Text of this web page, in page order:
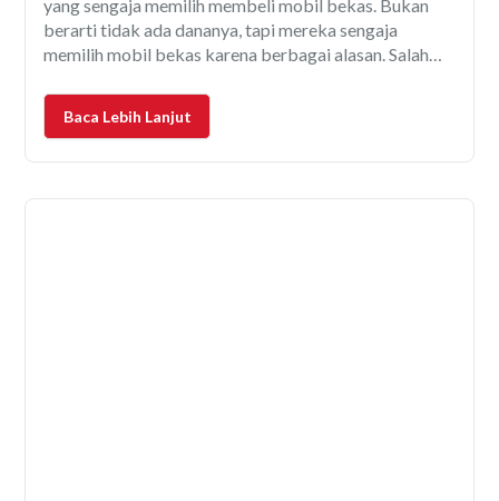
yang sengaja memilih membeli mobil bekas. Bukan
berarti tidak ada dananya, tapi mereka sengaja
memilih mobil bekas karena berbagai alasan. Salah
jatuh. Selain Jakarta, salah satu penjualan mobil bekas
terbesar adalah Bandung.
Baca Lebih Lanjut